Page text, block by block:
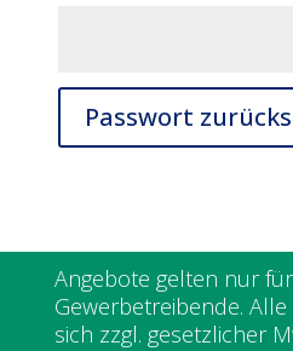
Passwort
Angebote gelten nur
Gewerbetreibende.
sich zzgl. gesetzlicher